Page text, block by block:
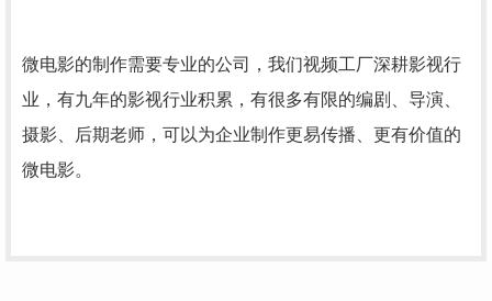
微电影的制作需要专业的公司，我们视频工厂深耕影视行
业，有九年的影视行业积累，有很多有限的编剧、导演、
摄影、后期老师，可以为企业制作更易传播、更有价值的
微电影。